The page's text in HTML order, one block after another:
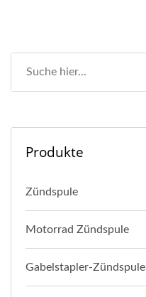
Produkte
Zündspule
Motorrad Zündspule
Gabelstapler-Zündspule